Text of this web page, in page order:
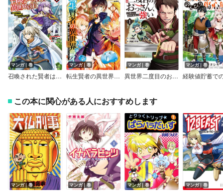
マンガ｜巻
召喚された賢者は異世界を往く ～最強なのは不要在庫のアイテムでした～
マンガ｜巻
転生賢者の異世界ライフ～第二の職業を得て、世界最強になりました～【特典付き】
マンガ｜巻
異世界二度目のおっさん、どう考えても高校生勇者より強い
マンガ｜巻
この本に関心がある人におすすめします
マンガ｜巻 マンガ｜巻 マンガ｜巻 マンガ｜巻